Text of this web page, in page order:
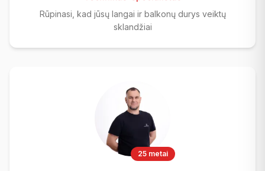
Rūpinasi, kad jūsų langai ir balkonų durys veiktų
sklandžiai
25 metai